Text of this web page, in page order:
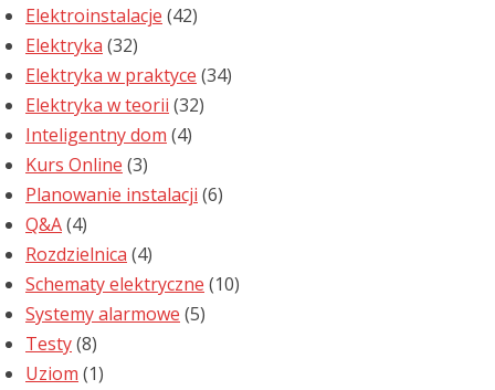
Elektroinstalacje (42)
Elektryka (32)
Elektryka w praktyce (34)
Elektryka w teorii (32)
Inteligentny dom (4)
Kurs Online (3)
Planowanie instalacji (6)
Q&A(4)
Rozdzielnica (4)
Schematy elektryczne (10)
Systemy alarmowe (5)
Testy(8)
Uziom (1)